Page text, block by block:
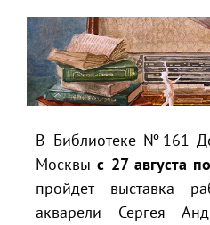
В Библиотеке №161
Москвыс 27 августа
пройдет выставка
акварели Сергея